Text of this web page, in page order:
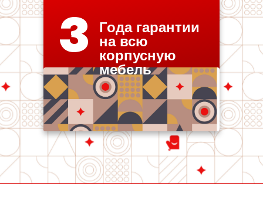
Любимая кухня на карте Санкт‑Петербурга — Яндекс Карты
Года гарантии
на всю
корпусную
мебель
3